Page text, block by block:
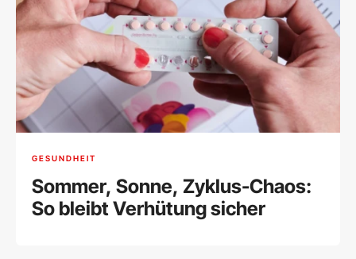
GESUNDHEIT
Sommer, Sonne, Zyklus-Chaos:
So bleibt Verhütung sicher